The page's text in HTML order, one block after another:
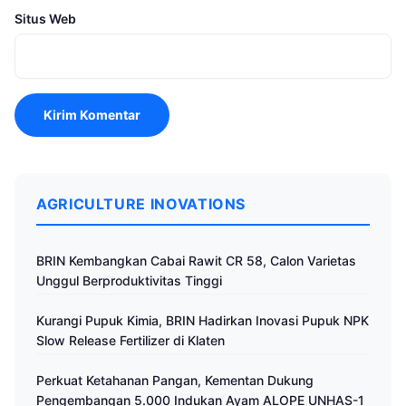
Situs Web
AGRICULTURE INOVATIONS
BRIN Kembangkan Cabai Rawit CR 58, Calon Varietas
Unggul Berproduktivitas Tinggi
Kurangi Pupuk Kimia, BRIN Hadirkan Inovasi Pupuk NPK
Slow Release Fertilizer di Klaten
Perkuat Ketahanan Pangan, Kementan Dukung
Pengembangan 5.000 Indukan Ayam ALOPE UNHAS-1